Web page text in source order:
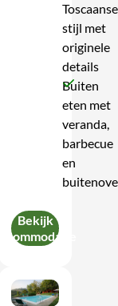
Toscaanse
stijl met
originele
details
Buiten
eten met
veranda,
barbecue
en
Bekijk
accommodatie